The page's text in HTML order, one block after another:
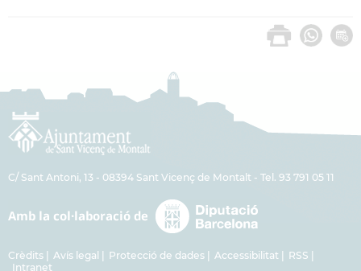
C/ Sant Antoni, 13 - 08394 Sant Vicenç de Montalt - Tel. 93 791 05 11
Crèdits Avís legal Protecció de dades Accessibilitat
RSS
Intranet